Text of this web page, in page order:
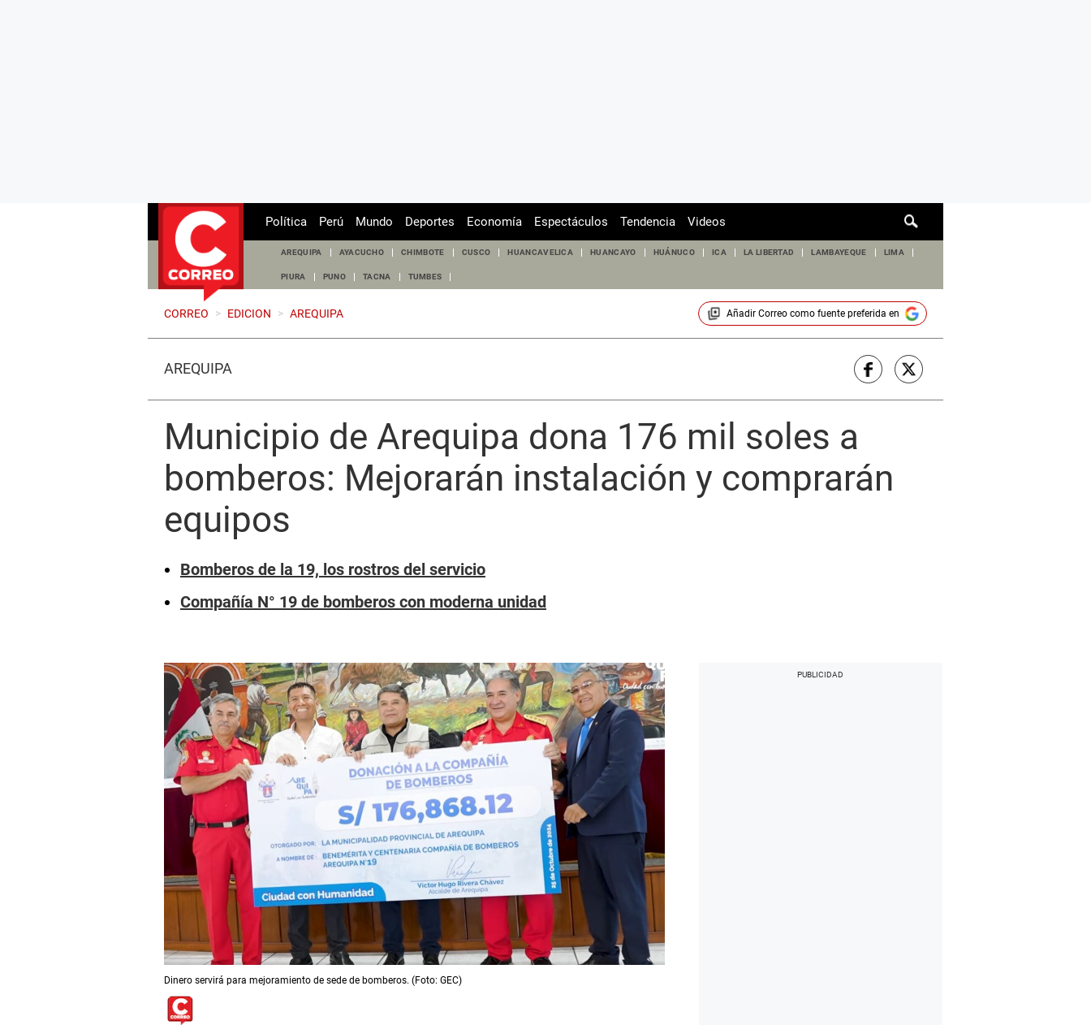
de
Política Perú Mundo Deportes Economía Espectáculos Tendencia Videos
AREQUIPA AYACUCHO CHIMBOTE CUSCO HUANCAVELICA HUANCAYO HUÁNUCO ICA LA LIBERTAD LAMBAYEQUE LIMA
PIURA PUNO TACNA TUMBES
CORREO > EDICION > AREQUIPA Añadir Correocomo fuente preferida en
AREQUIPA
Municipio de Arequipa dona 176 mil soles a
bomberos: Mejorarán instalación y comprarán
equipos
Bomberos de la 19, los rostros del servicio
Compañía N° 19 de bomberos con moderna unidad
Dinero servirá para mejoramiento de sede de bomberos. (Foto: GEC)